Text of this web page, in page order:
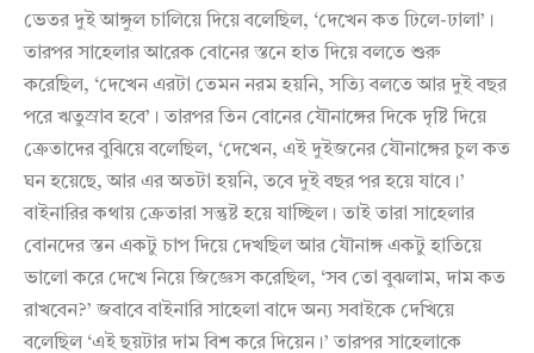
ভেতর দুই আঙ্গুল চালিয়ে দিয়ে বলেছিল, ‘দেখেন কত ঢিলে-ঢালা’।
তারপর সাহেলার আরেক বোনের স্তনে হাত দিয়ে বলতে শুরু
করেছিল, ‘দেখেন এরটা তেমন নরম হয়নি, সত্যি বলতে আর দুই বছর
পরে ঋতুস্রাব হবে’। তারপর তিন বোনের যৌনাঙ্গের দিকে দৃষ্টি দিয়ে
ক্রেতাদের বুঝিয়ে বলেছিল, ‘দেখেন, এই দুইজনের যৌনাঙ্গের চুল কত
ঘন হয়েছে, আর এর অতটা হয়নি, তবে দুই বছর পর হয়ে যাবে।’
বাইনারির কথায় ক্রেতারা সন্তুষ্ট হয়ে যাচ্ছিল। তাই তারা সাহেলার
বোনদের স্তন একটু চাপ দিয়ে দেখছিল আর যৌনাঙ্গ একটু হাতিয়ে
ভালো করে দেখে নিয়ে জিজ্ঞেস করেছিল, ‘সব তো বুঝলাম, দাম কত
রাখবেন?’ জবাবে বাইনারি সাহেলা বাদে অন্য সবাইকে দেখিয়ে
বলেছিল ‘এই ছয়টার দাম বিশ করে দিয়েন।’ তারপর সাহেলাকে